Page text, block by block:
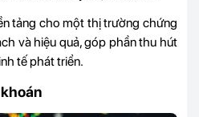
tảng cho một thị trường chứng
và hiệu quả, góp phần thu hút
tế phát triển.